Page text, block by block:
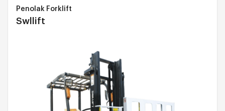
Penolak Forklift
Swllift